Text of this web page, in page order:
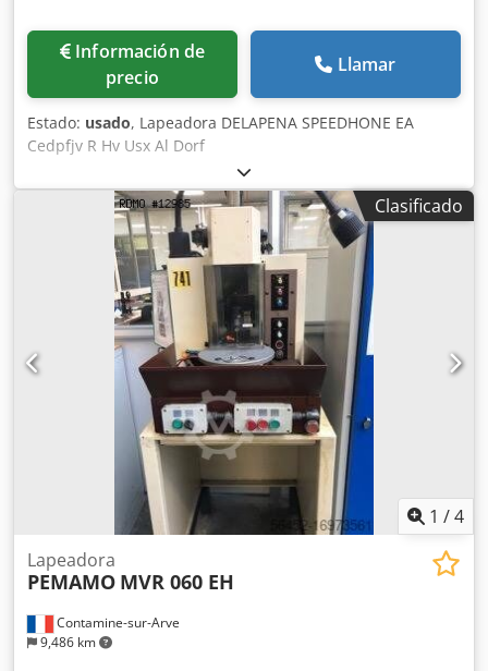
Información de
precio
Llamar
Estado: usado, Lapeadora DELAPENA SPEEDHONE EA
Cedpfjv R Hv Usx Al Dorf
Clasificado
1 /4
Contamine-sur-Arve
9,486 km
Lapeadora
PEMAMO MVR 060 EH